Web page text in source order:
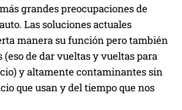
grandes preocupaciones de
Las soluciones actuales
manera su función pero también
(eso de dar vueltas y vueltas para
y altamente contaminantes sin
que usan y del tiempo que nos